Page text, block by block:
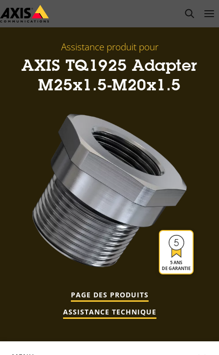
Passer
au
open
Assistance produit pour
AXIS TQ1925 Adapter
M25x1.5-M20x1.5
5 ANS
DE GARANTIE
PAGE DES PRODUITS
ASSISTANCE TECHNIQUE